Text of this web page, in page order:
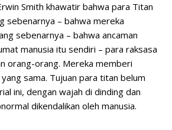
Smith khawatir bahwa para Titan
sebenarnya – bahwa mereka
sebenarnya – bahwa ancaman
manusia itu sendiri – para raksasa
orang-orang. Mereka memberi
sama. Tujuan para titan belum
ini, dengan wajah di dinding dan
dikendalikan oleh manusia.